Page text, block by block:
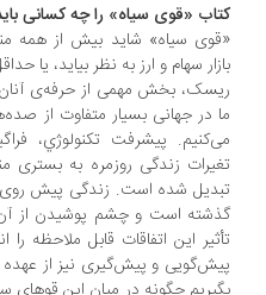
«قوی سیاه» را چه کسانی باید
سیاه» شاید بیش از همه مناسب
سهام و ارز به نظر بیاید، یا حداقل
بخش مهمی از حرفه‌ی آنان است؛
در جهانی بسیار متفاوت از صده‌ها
پیشرفت تکنولوژي، فراگیری
زندگی روزمره به بستری
شده است. زندگی پیش روی ما،
است و چشم پوشیدن از آن‌ها
این اتفاقات قابل ملاحظه را انکار
و پیش‌گیری نیز از عهده ما